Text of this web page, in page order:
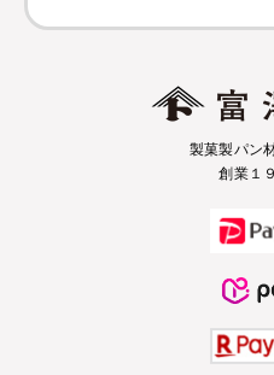
製菓製パン
創業１